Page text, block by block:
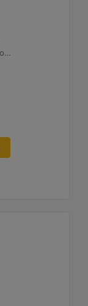
U.S. EPA Large S.I. Tier 2 / Non-Road Mobile Sertifikalı